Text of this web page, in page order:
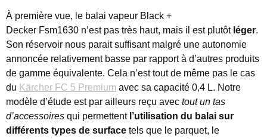
À première vue, le balai vapeur Black +
Decker Fsm1630 n’est pas très haut, mais il est plutôt léger.
Son réservoir nous parait suffisant malgré une autonomie
annoncée relativement basse par rapport à d’autres produits
de gamme équivalente. Cela n’est tout de même pas le cas
du Kärcher FC 5 Premium avec sa capacité 0,4 L. Notre
modèle d’étude est par ailleurs reçu avec tout un tas
d’accessoires qui permettent l’utilisation du balai sur
différents types de surface tels que le parquet, le